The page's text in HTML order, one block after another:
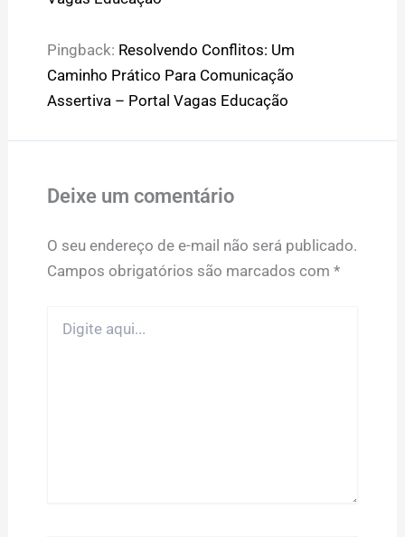
Pingback: Resolvendo Conflitos: Um
Caminho Prático Para Comunicação
Assertiva – Portal Vagas Educação
Deixe um comentário
O seu endereço de e-mail não será publicado.
Campos obrigatórios são marcados com *
aqui...